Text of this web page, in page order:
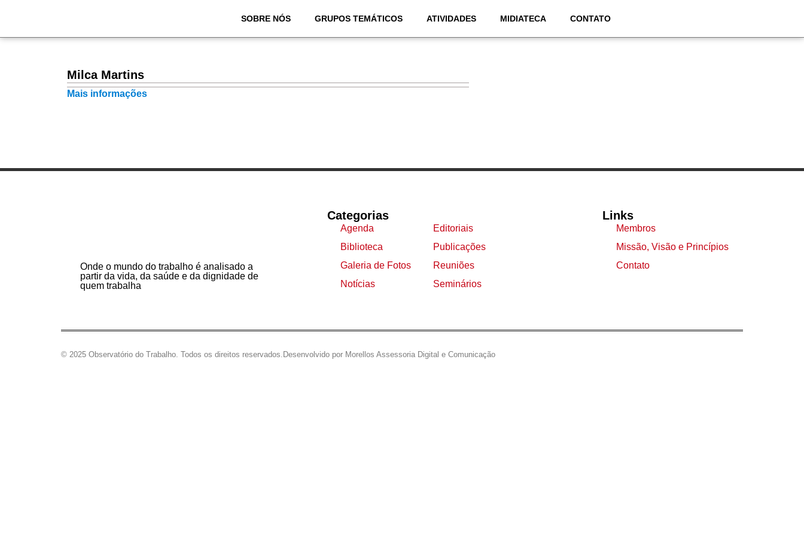
SOBRE NÓS GRUPOS TEMÁTICOS ATIVIDADES MIDIATECA CONTATO
Milca Martins
Mais informações
Onde o mundo do trabalho é analisado a
partir da vida, da saúde e da dignidade de
quem trabalha
Categorias
Agenda
Biblioteca
Galeria de Fotos
Notícias
Editoriais
Publicações
Reuniões
Seminários
Links
Membros
Missão, Visão e Princípios
Contato
© 2025 Observatório do Trabalho. Todos os direitos reservados. Desenvolvido por Morellos Assessoria Digital e Comunicação